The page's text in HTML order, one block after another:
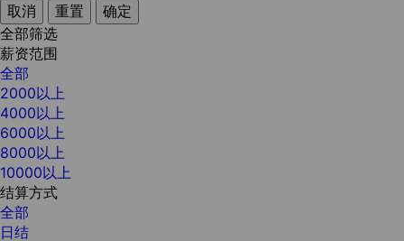
取消
重置
确定
全部筛选
薪资范围
全部
2000以上
4000以上
6000以上
8000以上
10000以上
结算方式
全部
日结